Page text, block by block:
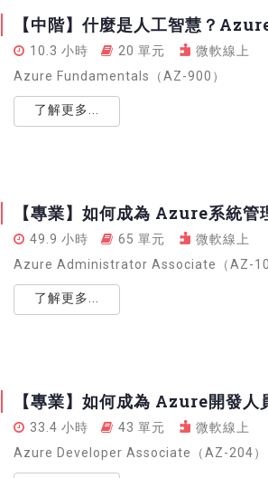
【中階】什麼是人工智慧？
10.3 小時 20 單元
微軟線上
Azure Fundamentals（AZ-900）
了解更多...
【專業】如何成為 Azure系統管
49.9 小時 65 單元
微軟線上
Azure Administrator Associate（AZ-
了解更多...
【專業】如何成為 Azure開發人
33.4 小時 43 單元
微軟線上
Azure Developer Associate（AZ-204）